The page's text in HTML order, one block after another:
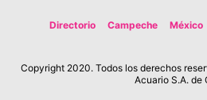
Directorio Campeche México
Copyright 2020. Todos los derechos
Acuario S.A. de